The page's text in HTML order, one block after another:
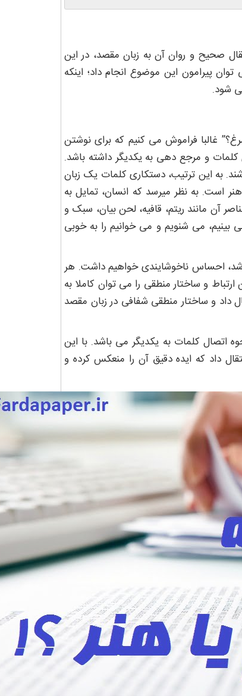
صحیح و روان آن به زبان مقصد، در این
پیرامون این موضوع انجام داد؛ اینکه
شود.
غالبا فراموش می کنیم که برای نوشتن
و مرجع دهی به یکدیگر داشته باشد.
به این ترتیب، دستکاری کلمات یک زبان
است. به نظر میرسد که انسان، تمایل به
آن مانند ریتم، قافیه، لحن بیان، سبک و
می شنویم و می خوانیم را به خوبی
احساس ناخوشایندی خواهیم داشت. هر
و ساختار منطقی را می توان کاملا به
داد و ساختار منطقی شفافی در زبان مقصد
کلمات به یکدیگر می باشد. با این
داد که ایده دقیق آن را منعکس کرده و